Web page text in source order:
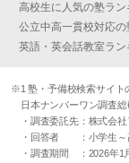
高校生に人気の塾ラン
公立中高一貫校対応
英語・英会話教室ラン
※1 塾・予備校検索サイト
日本ナンバーワン調査
・調査委託先：株式会
・回答者 ：小学生～
・調査期間 ：2026年1